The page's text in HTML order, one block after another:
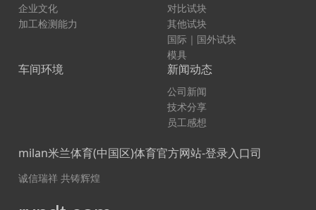
企业文化
加工检测能力
对比试块
其他试块
国际｜国外试块
模具
车间环境 新闻动态
公司新闻
技术分享
员工感想
milan米兰体育(中国区)体育官方网站-登录入口司
诚信瑞祥 共铸辉煌